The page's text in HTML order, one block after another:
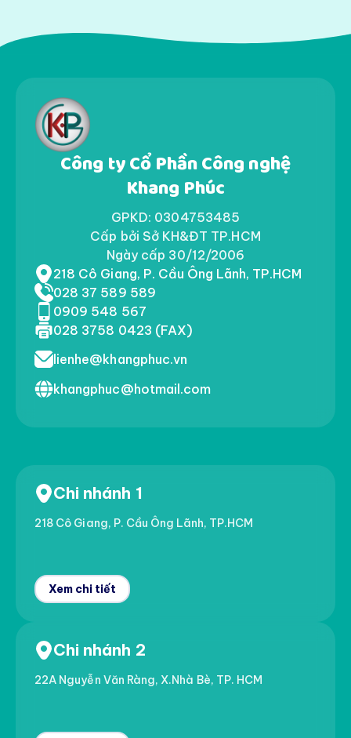
Công ty Cổ Phần Công nghệ
Khang Phúc
GPKD: 0304753485
Cấp bởi Sở KH&ĐT TP.HCM
Ngày cấp 30/12/2006
218 Cô Giang, P. Cầu Ông Lãnh, TP.HCM
028 37 589 589
0909 548 567
028 3758 0423 (FAX)
lienhe@khangphuc.vn
khangphuc@hotmail.com
Chi nhánh 1
218 Cô Giang, P. Cầu Ông Lãnh, TP.HCM
Xem chi tiết
Chi nhánh 2
22A Nguyễn Văn Ràng, X.Nhà Bè, TP. HCM